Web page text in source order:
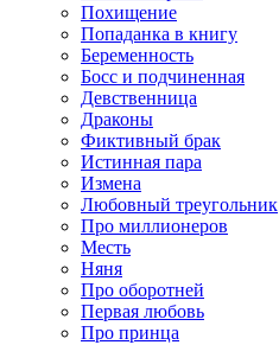
Похищение
Попаданка в книгу
Беременность
Босс и подчиненная
Девственница
Драконы
Фиктивный брак
Истинная пара
Измена
Любовный треугольник
Про миллионеров
Месть
Няня
Про оборотней
Первая любовь
Про принца